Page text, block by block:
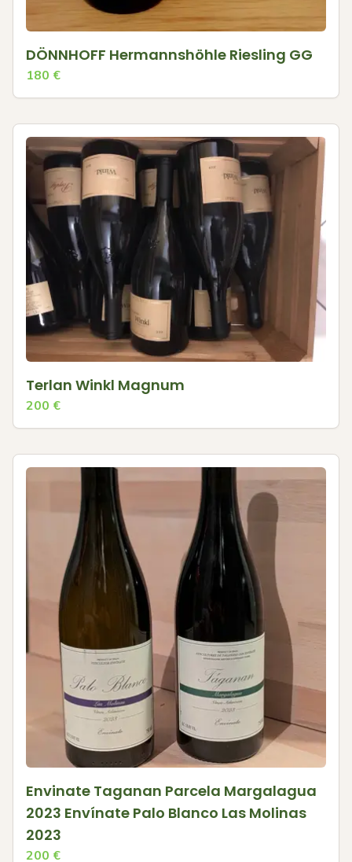
DÖNNHOFF Hermannshöhle Riesling GG
180 €
Terlan Winkl Magnum
200 €
Envinate Taganan Parcela Margalagua
2023 Envínate Palo Blanco Las Molinas
2023
200 €